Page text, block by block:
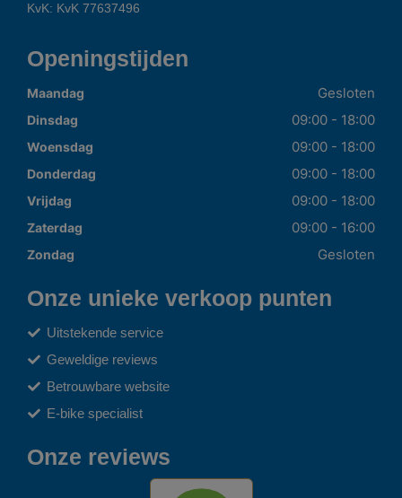
KvK: KvK 77637496
Openingstijden
Maandag Gesloten
Dinsdag 09:00 - 18:00
Woensdag 09:00 - 18:00
Donderdag 09:00 - 18:00
Vrijdag 09:00 - 18:00
Zaterdag 09:00 - 16:00
Zondag Gesloten
Onze unieke verkoop punten
Uitstekende service
Geweldige reviews
Betrouwbare website
E-bike specialist
Onze reviews